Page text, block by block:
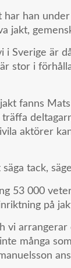
har han
jakt,
i Sverige är
stor i
fanns
aktörer
tack,
53 000
på
vi
många